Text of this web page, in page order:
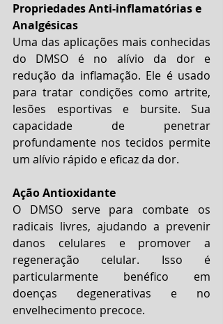
Propriedades Anti-inflamatórias e
Analgésicas
Uma das aplicações mais conhecidas
do DMSO é no alívio da dor e
redução da inflamação. Ele é usado
para tratar condições como artrite,
lesões esportivas e bursite. Sua
capacidade de penetrar
profundamente nos tecidos permite
um alívio rápido e eficaz da dor.
Ação Antioxidante
O DMSO serve para combate os
radicais livres, ajudando a prevenir
danos celulares e promover a
regeneração celular. Isso é
particularmente benéfico em
doenças degenerativas e no
envelhecimento precoce.